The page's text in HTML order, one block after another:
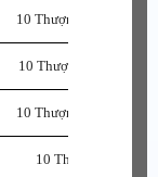
10 Thượng Thủy Khí
10 Thượng Thủy Hộ
10 Thượng Thủy Sức
10 Thời Trang Phù